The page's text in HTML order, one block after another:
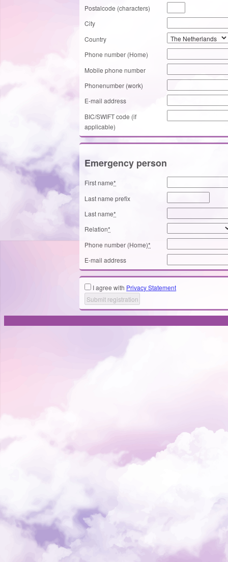
Postalcode (characters)
City
Country
Phone number (Home)
Mobile phone number
Phonenumber (work)
E-mail address
BIC/SWIFT code (if
applicable)
Emergency person
First name*
Last name prefix
Last name*
Relation*
Phone number (Home)*
E-mail address
I agree with Privacy Statement